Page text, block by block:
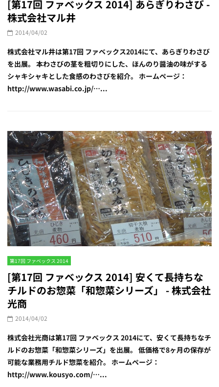
[第17回 ファベックス 2014] あらぎりわさび -
株式会社マル井
2014/04/02
株式会社マル井は第17回 ファベックス2014にて、あらぎりわさび
を出展。 本わさびの茎を粗切りにした、ほんのり醤油の味がする
シャキシャキとした食感のわさびを紹介。 ホームページ：
http://www.wasabi.co.jp/…...
第17回 ファベックス 2014
[第17回 ファベックス 2014] 安くて長持ちな
チルドのお惣菜「和惣菜シリーズ」 - 株式会社
光商
2014/04/02
株式会社光商は第17回 ファベックス 2014にて、安くて長持ちなチ
ルドのお惣菜「和惣菜シリーズ」を出展。 低価格で8ヶ月の保存が
可能な業務用チルド惣菜を紹介。 ホームページ：
http://www.kousyo.com/…...